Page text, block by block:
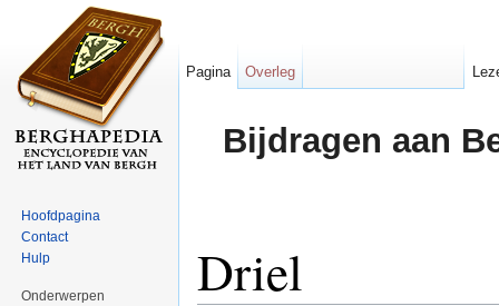
Bijdragen aan
Driel
Pagina Overleg
Hoofdpagina
Contact
Hulp
Onderwerpen